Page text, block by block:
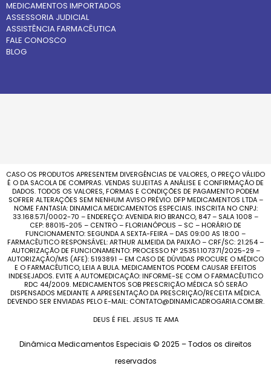
MEDICAMENTOS IMPORTADOS
ASSESSORIA JUDICIAL
ASSISTÊNCIA FARMACÊUTICA
FALE CONOSCO
BLOG
CASO OS PRODUTOS APRESENTEM DIVERGÊNCIAS DE VALORES, O PREÇO VÁLIDO
É O DA SACOLA DE COMPRAS. VENDAS SUJEITAS A ANÁLISE E CONFIRMAÇÃO DE
DADOS. TODOS OS VALORES, FORMAS E CONDIÇÕES DE PAGAMENTO PODEM
SOFRER ALTERAÇÕES SEM NENHUM AVISO PRÉVIO. DFP MEDICAMENTOS LTDA –
NOME FANTASIA: DINAMICA MEDICAMENTOS ESPECIAIS. INSCRITA NO CNPJ:
33.168.571/0002-70 – ENDEREÇO: AVENIDA RIO BRANCO, 847 – SALA 1008 –
CEP: 88015-205 – CENTRO – FLORIANÓPOLIS – SC – HORÁRIO DE
FUNCIONAMENTO: SEGUNDA A SEXTA-FEIRA – DAS 09:00 AS 18:00 –
FARMACÊUTICO RESPONSÁVEL: ARTHUR ALMEIDA DA PAIXÃO – CRF/SC: 21.254 –
AUTORIZAÇÃO DE FUNCIONAMENTO: PROCESSO Nº 25351.107371/2025-29 –
AUTORIZAÇÃO/MS (AFE): 5193891 – EM CASO DE DÚVIDAS PROCURE O MÉDICO
E O FARMACÊUTICO, LEIA A BULA. MEDICAMENTOS PODEM CAUSAR EFEITOS
INDESEJADOS. EVITE A AUTOMEDICAÇÃO: INFORME-SE COM O FARMACÊUTICO
RDC 44/2009. MEDICAMENTOS SOB PRESCRIÇÃO MÉDICA SÓ SERÃO
DISPENSADOS MEDIANTE A APRESENTAÇÃO DA PRESCRIÇÃO/RECEITA MÉDICA.
DEVENDO SER ENVIADAS PELO E-MAIL: CONTATO@DINAMICADROGARIA.COM.BR.
DEUS É FIEL. JESUS TE AMA
Dinâmica Medicamentos Especiais © 2025 – Todos os direitos
reservados